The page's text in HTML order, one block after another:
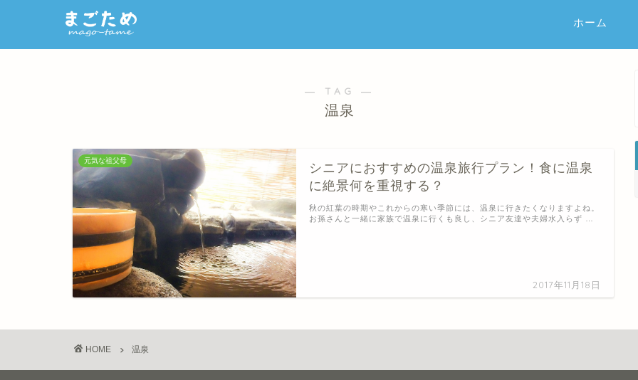
ホーム
― TAG ―
温泉
元気な祖父母
シニアにおすすめの温泉旅行プラン！食に温泉
に絶景何を重視する？
2017年11月18日
秋の紅葉の時期やこれからの寒い季節には、温泉に行きたくなりますよね。
お孫さんと一緒に家族で温泉に行くも良し、シニア友達や夫婦水入らず …
HOME 温泉